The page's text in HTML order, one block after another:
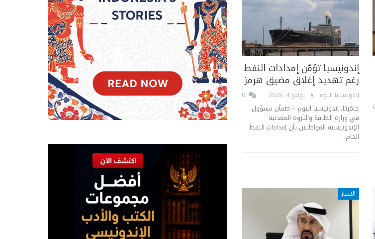
إندونيسيا تؤمّن إمدادات النفط
رغم تهديد إغلاق مضيق هرمز
إندونيسيا اليوم يوليو 4, 2025
جاكرتا، إندونيسيا اليوم – طمأن مسؤول
في وزارة الطاقة والثروة المعدنية
الإندونيسية المواطنين بأن إمدادات النفط
الخام…
الأخبار